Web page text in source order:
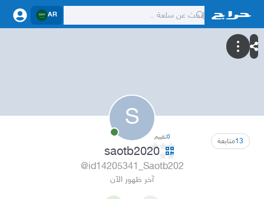
AR
S
13متابعة 0تقييم
saotb2020
@id14205341_Saotb202
آخر ظهور الآن